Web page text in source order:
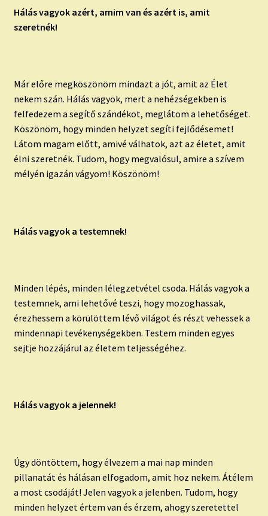
Hálás vagyok azért, amim van és azért is, amit
szeretnék!
Már előre megköszönöm mindazt a jót, amit az Élet
nekem szán. Hálás vagyok, mert a nehézségekben is
felfedezem a segítő szándékot, meglátom a lehetőséget.
Köszönöm, hogy minden helyzet segíti fejlődésemet!
Látom magam előtt, amivé válhatok, azt az életet, amit
élni szeretnék. Tudom, hogy megvalósul, amire a szívem
mélyén igazán vágyom! Köszönöm!
Hálás vagyok a testemnek!
Minden lépés, minden lélegzetvétel csoda. Hálás vagyok a
testemnek, ami lehetővé teszi, hogy mozoghassak,
érezhessem a körülöttem lévő világot és részt vehessek a
mindennapi tevékenységekben. Testem minden egyes
sejtje hozzájárul az életem teljességéhez.
Hálás vagyok a jelennek!
Úgy döntöttem, hogy élvezem a mai nap minden
pillanatát és hálásan elfogadom, amit hoz nekem. Átélem
a most csodáját! Jelen vagyok a jelenben. Tudom, hogy
minden helyzet értem van és érzem, ahogy szeretettel